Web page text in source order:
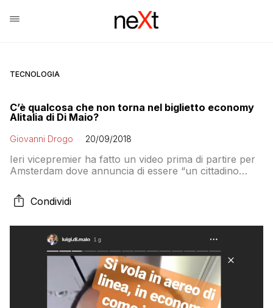
TECNOLOGIA
C’è qualcosa che non torna nel biglietto economy
Alitalia di Di Maio?
Giovanni Drogo 20/09/2018
Ieri vicepremier ha fatto un video prima di partire per
Amsterdam dove annuncia di essere “un cittadino
aereo di linea in economy. Secondo alcuni che hanno
attentamente osservato il biglietto però sta mentendo.
Condividi